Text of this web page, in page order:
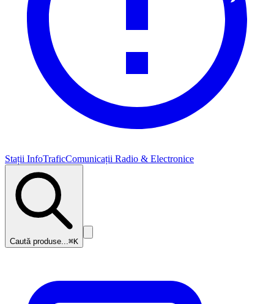
Stații InfoTraficComunicații Radio & Electronice
Caută produse...⌘K